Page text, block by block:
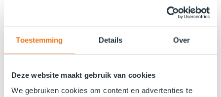
Toestemming Details Over
Deze website maakt gebruik van cookies
We gebruiken cookies om content en advertenties te